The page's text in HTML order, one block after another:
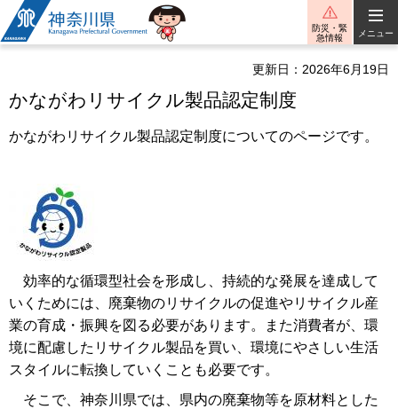
神奈川県
防災・緊
急情報
メニュー
更新日：2026年6月19日
かながわリサイクル製品認定制度
かながわリサイクル製品認定制度についてのページです。
効率的な循環型社会を形成し、持続的な発展を達成して
いくためには、廃棄物のリサイクルの促進やリサイクル産
業の育成・振興を図る必要があります。また消費者が、環
境に配慮したリサイクル製品を買い、環境にやさしい生活
スタイルに転換していくことも必要です。
そこで、神奈川県では、県内の廃棄物等を原材料とした